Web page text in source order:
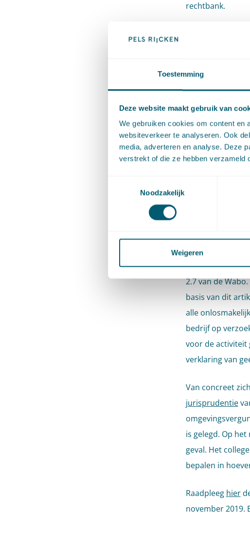
Toestemming
Deze website maakt gebruik van
We gebruiken cookies om content en
websiteverkeer te analyseren. Ook
media, adverteren en analyse. Deze
verstrekt of die ze hebben verzameld
Noodzakelijk
Weigeren
rechtbank.
nieuwe
voldoende
voor het milieu.
overwogen dat
concreet zicht
Echter is de
college de
zicht op
gebruik in strijd
rechtbank
2.7 van de
basis van dit
alle
bedrijf op
voor de activiteit
verklaring van
Van concreet
jurisprudentie
is gelegd. Op
geval. Het
bepalen in
Raadpleeg hier
november 2019.